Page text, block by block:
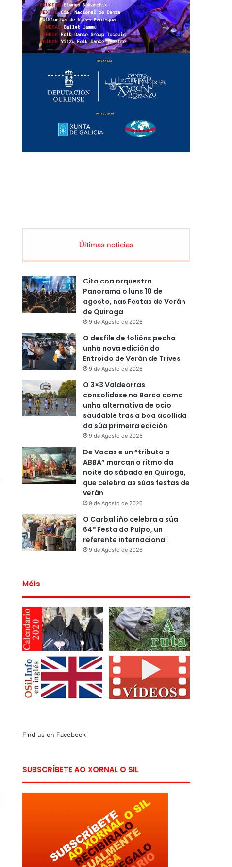
Últimas noticias
Cita coa orquestra
Panorama o luns 10 de
agosto, nas Festas de Verán
de Quiroga
9 de Agosto de 2026
O desfile de folións pecha
unha nova edición do
Entroido de Verán de Trives
9 de Agosto de 2026
O 3×3 Valdeorras
consolídase no Barco como
unha alternativa de ocio
saudable tras a boa acollida
da súa primeira edición
9 de Agosto de 2026
De Vacas e un “tributo a
ABBA” marcan o ritmo da
noite do sábado en Quiroga,
que celebra as súas festas de
verán
9 de Agosto de 2026
O Carballiño celebra a súa
64ª Festa do Pulpo, un
referente internacional
9 de Agosto de 2026
Máis
Find us on Facebook
SUBSCRÍBETE AO XORNAL O SIL